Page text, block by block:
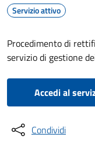
Servizio attivo
Procedimento di
servizio di gestione
Accedi al
Condividi